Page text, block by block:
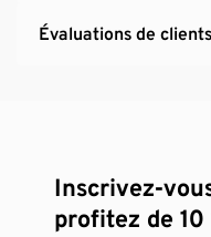
Évaluations de clients
Inscrivez-
profitez de 10